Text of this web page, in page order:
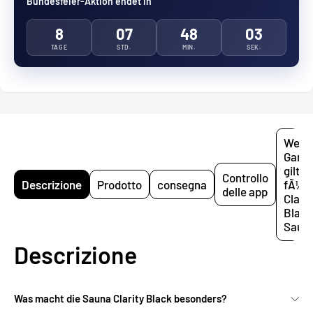
8
TAGE
07
STD.
48
MIN.
02
SEK.
Descrizione Prodotto consegna
Controllo
delle app
gilt
fÃ¼r
Black
Descrizione
Was macht die Sauna Clarity Black besonders?